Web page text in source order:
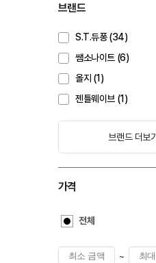
브랜드
S.T.듀퐁 (34)
쌤소나이트 (6)
올지 (1)
젠틀웨이브 (1)
브랜드 더보기
가격
전체
~